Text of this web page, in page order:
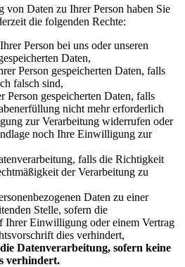
von Daten zu Ihrer Person haben Sie
die folgenden Rechte:
Person bei uns oder unseren
Daten,
Person gespeicherten Daten, falls
falsch sind,
Person gespeicherten Daten, falls
nicht mehr erforderlich
zur Verarbeitung widerrufen oder
noch Ihre Einwilligung zur
falls die Richtigkeit
der Verarbeitung zu
Daten zu einer
Stelle, sofern die
Ihrer Einwilligung oder einem Vertrag
dies verhindert,
Datenverarbeitung, sofern keine
verhindert.